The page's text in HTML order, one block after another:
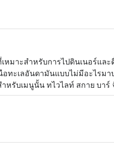
หมาะสำหรับการไปดินเนอร์แล
ทะเลอันดามันแบบไม่มีอะไรมา
รับเมนูนั้น ทไวไลท์ สกาย บาร์
การทำอาหารแบบฟิวชั่นมาผสม
นำให้ลองแซลมอนแอตแลนติก